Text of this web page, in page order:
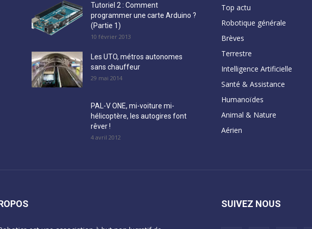
Tutoriel 2 : Comment
programmer une carte Arduino ?
(Partie 1)
10 février 2013
Les UTO, métros autonomes
sans chauffeur
29 mai 2014
PAL-V ONE, mi-voiture mi-
hélicoptère, les autogires font
rêver !
4 avril 2012
Top actu
Robotique générale
Brèves
Terrestre
Intelligence Artificielle
Santé & Assistance
Humanoïdes
Animal & Nature
Aérien
SUIVEZ NOUS